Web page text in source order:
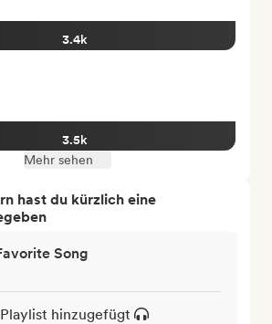
3.4k
3.5k
Mehr sehen
hast du kürzlich eine
Song
hinzugefügt